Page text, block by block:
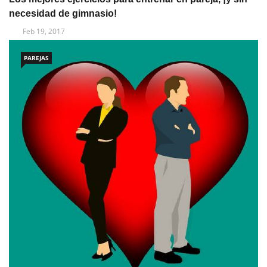
necesidad de gimnasio!
Feb 19, 2017
PAREJAS